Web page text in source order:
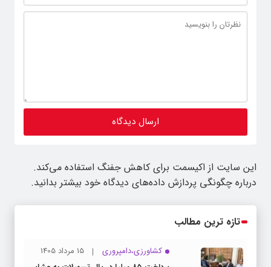
این سایت از اکیسمت برای کاهش جفنگ استفاده می‌کند.
درباره چگونگی پردازش داده‌های دیدگاه خود بیشتر بدانید.
تازه ترین مطالب
کشاورزی،دامپروری
15 مرداد 1405